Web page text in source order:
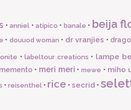
•anniel •atipico • banale • beija
• douuod woman • dr vranjies •
•labeltour creations • lampe
memento • meri meri •mewe • miho
• reisenthel • rice • secrid •